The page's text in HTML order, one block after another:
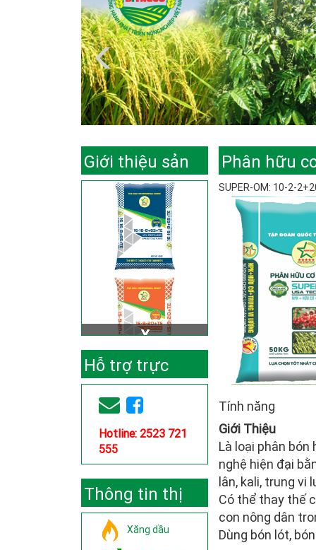
Giới thiệu sản
phẩm
Hỗ trợ trực
tuyến
Hotline: 2523 721
555
Thông tin thị
trườngXăng dầu
Phân hữu
SUPER-OM: 10-2-
Tính năng
Giới Thiệu
Là loại phân
nghệ hiện đại
lân, kali, trung vi
Có thể thay thế
con nông dân
Dùng bón lót,